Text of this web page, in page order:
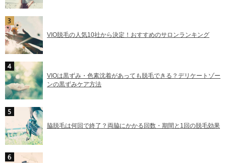
VIO脱毛の人気10社から決定！おすすめのサロンランキング
VIOは黒ずみ・色素沈着があっても脱毛できる？デリケートゾー
ンの黒ずみケア方法
脇脱毛は何回で終了？両脇にかかる回数・期間と1回の脱毛効果